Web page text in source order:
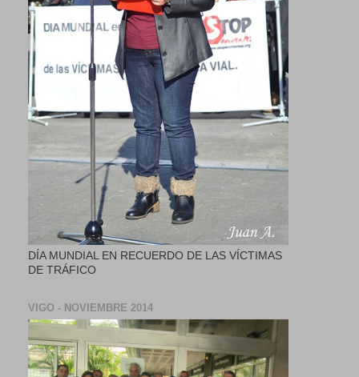
DÍA MUNDIAL EN RECUERDO DE LAS VÍCTIMAS
DE TRÁFICO
VIGO - NOVIEMBRE 2014